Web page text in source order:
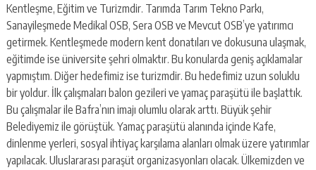
Kentleşme, Eğitim ve Turizmdir. Tarımda Tarım Tekno Parkı,
Sanayileşmede Medikal OSB, Sera OSB ve Mevcut OSB’ye yatırımcı
getirmek. Kentleşmede modern kent donatıları ve dokusuna ulaşmak,
eğitimde ise üniversite şehri olmaktır. Bu konularda geniş açıklamalar
yapmıştım. Diğer hedefimiz ise turizmdir. Bu hedefimiz uzun soluklu
bir yoldur. İlk çalışmaları balon gezileri ve yamaç paraşütü ile başlattık.
Bu çalışmalar ile Bafra’nın imajı olumlu olarak arttı. Büyük şehir
Belediyemiz ile görüştük. Yamaç paraşütü alanında içinde Kafe,
dinlenme yerleri, sosyal ihtiyaç karşılama alanları olmak üzere yatırımlar
yapılacak. Uluslararası paraşüt organizasyonları olacak. Ülkemizden ve